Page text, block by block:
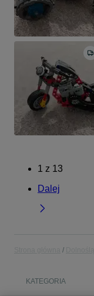
1 z 13
Dalej
KATEGORIA